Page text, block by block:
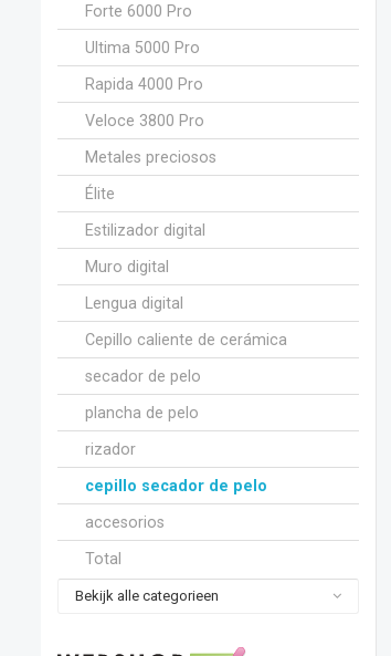
Forte 6000 Pro
Ultima 5000 Pro
Rapida 4000 Pro
Veloce 3800 Pro
Metales preciosos
Élite
Estilizador digital
Muro digital
Lengua digital
Cepillo caliente de cerámica
secador de pelo
plancha de pelo
rizador
cepillo secador de pelo
accesorios
Total
Bekijk alle categorieen